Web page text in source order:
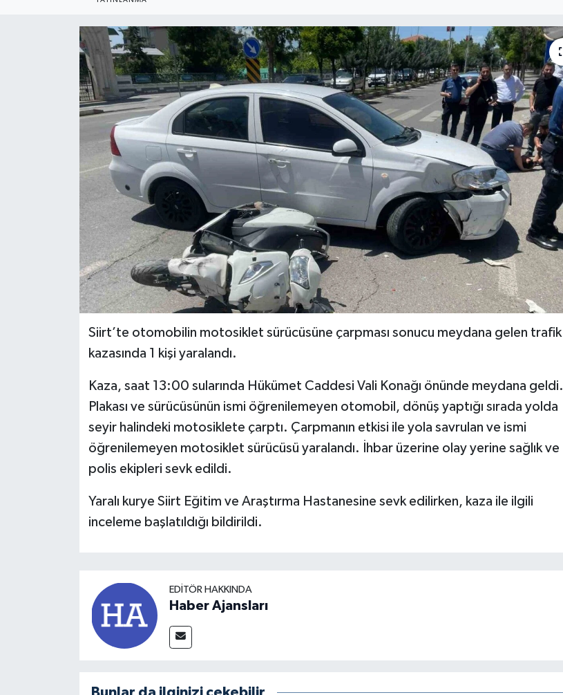
Siirt’te otomobilin motosiklet sürücüsüne çarpması sonucu meydana gelen trafik
kazasında 1 kişi yaralandı.
Kaza, saat 13:00 sularında Hükümet Caddesi Vali Konağı önünde meydana geldi.
Plakası ve sürücüsünün ismi öğrenilemeyen otomobil, dönüş yaptığı sırada yolda
seyir halindeki motosiklete çarptı. Çarpmanın etkisi ile yola savrulan ve ismi
öğrenilemeyen motosiklet sürücüsü yaralandı. İhbar üzerine olay yerine sağlık ve
polis ekipleri sevk edildi.
Yaralı kurye Siirt Eğitim ve Araştırma Hastanesine sevk edilirken, kaza ile ilgili
inceleme başlatıldığı bildirildi.
EDITÖR HAKKINDA
Haber Ajansları